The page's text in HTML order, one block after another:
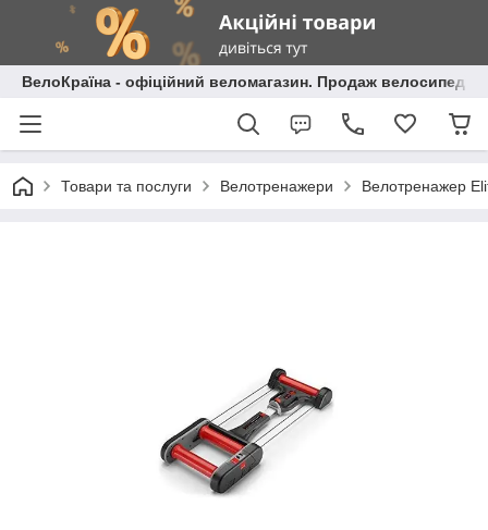
ВелоКраїна - офіційний веломагазин. Продаж велосипедів
Товари та послуги Велотренажери Велотренажер